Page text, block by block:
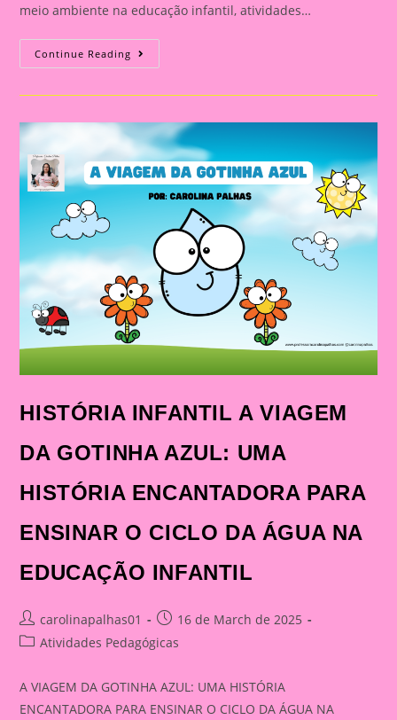
meio ambiente na educação infantil, atividades…
Continue Reading RIO
LIMPO
EXPERIÊNCIA
INCRÍVEL
PARA
CRIANÇAS!
HISTÓRIA INFANTIL A VIAGEM
DA GOTINHA AZUL: UMA
HISTÓRIA ENCANTADORA PARA
ENSINAR O CICLO DA ÁGUA NA
EDUCAÇÃO INFANTIL
Post
author:
carolinapalhas01
Post
published:
16 de March de 2025
PostAtividades Pedagógicas
A VIAGEM DA GOTINHA AZUL: UMA HISTÓRIA
ENCANTADORA PARA ENSINAR O CICLO DA ÁGUA NA